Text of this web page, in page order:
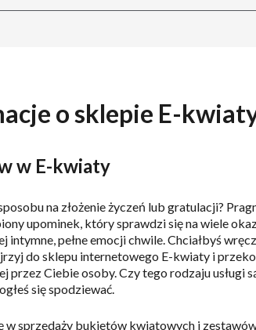
o sklepie E-
w E-kwiaty
na złożenie życzeń lub gratulacji?
upominek, który sprawdzi się na wiele
pełne emocji chwile. Chciałbyś
do sklepu internetowego E-kwiaty i
Ciebie osoby. Czy tego rodzaju usługi
się spodziewać.
sprzedaży bukietów kwiatowych i